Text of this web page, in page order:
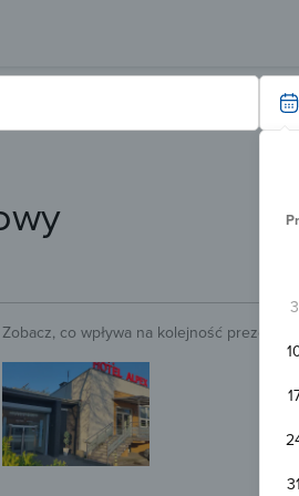
3
31
Zobacz, co wpływa na kolejność